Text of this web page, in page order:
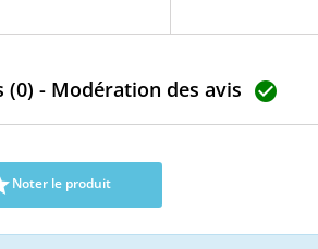
, 1609849380 ,
, 1980E5 , 1980H3 ,
, 96485754 , 96507606 ,
Peugeot Citroen
, Ford 1.6 TDCi , Volvo
, Mazda 1.6CD...
(0) - Modération des avis 
Noter le produit